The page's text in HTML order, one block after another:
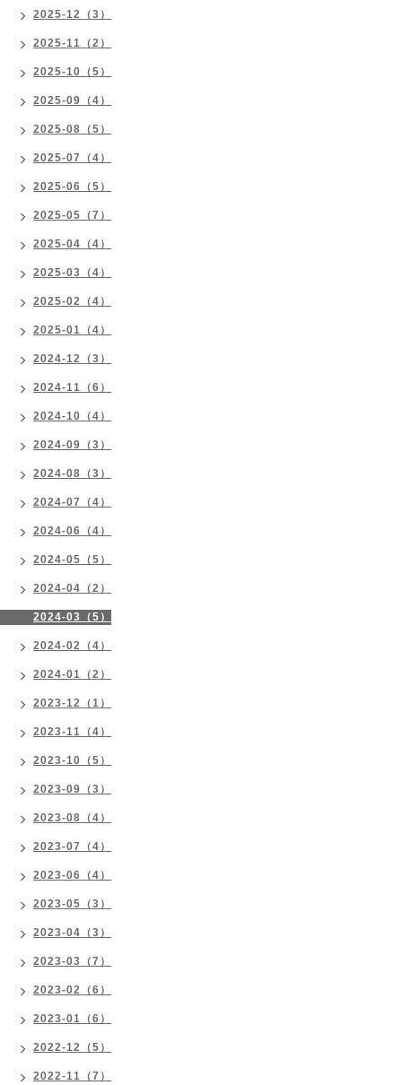
2025-12（3）
2025-11（2）
2025-10（5）
2025-09（4）
2025-08（5）
2025-07（4）
2025-06（5）
2025-05（7）
2025-04（4）
2025-03（4）
2025-02（4）
2025-01（4）
2024-12（3）
2024-11（6）
2024-10（4）
2024-09（3）
2024-08（3）
2024-07（4）
2024-06（4）
2024-05（5）
2024-04（2）
2024-03（5）
2024-02（4）
2024-01（2）
2023-12（1）
2023-11（4）
2023-10（5）
2023-09（3）
2023-08（4）
2023-07（4）
2023-06（4）
2023-05（3）
2023-04（3）
2023-03（7）
2023-02（6）
2023-01（6）
2022-12（5）
2022-11（7）